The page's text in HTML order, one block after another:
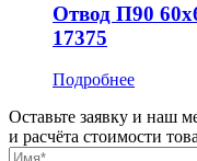
Отвод П90
17375
Подробнее
Оставьте заявку и наш
и расчёта стоимости